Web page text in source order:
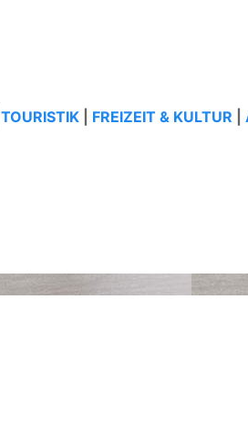
TOURISTIK FREIZEIT & KULTUR